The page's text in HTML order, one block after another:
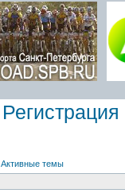
Регистрация
Активные темы